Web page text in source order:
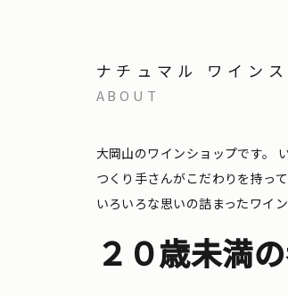
ナチュマル ワイン
ABOUT
大岡山のワインショップです。
つくり手さんがこだわりを持っ
いろいろな思いの詰まったワイ
２０歳未満